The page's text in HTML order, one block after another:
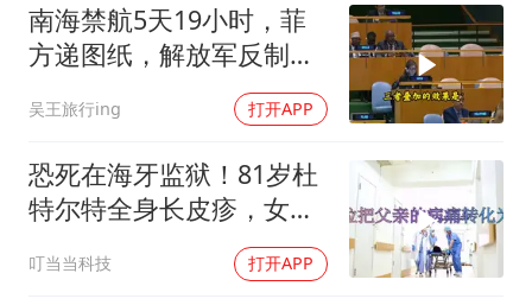
“梅姨”准确年龄仍未知
今年4位周星驰电影配角去世
号召领导带头休假 是大家不想休吗
中国经济展现强大韧性和活力
南海禁航5天19小时，菲
方递图纸，解放军反制组
吴王旅行ing 打开APP
恐死在海牙监狱！81岁杜
特尔特全身长皮疹，女儿
叮当当科技 打开APP